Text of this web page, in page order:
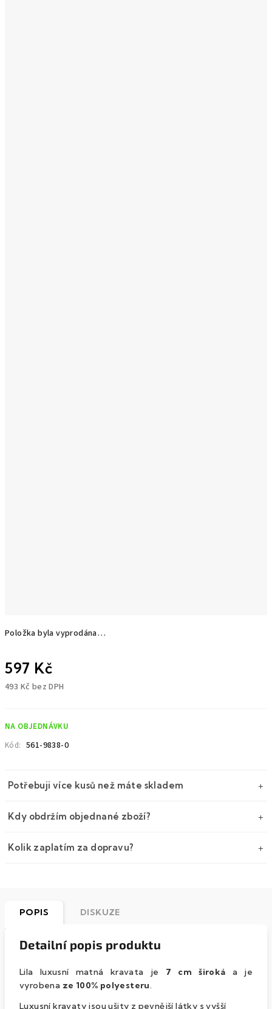
Položka byla vyprodána…
597 Kč
493 Kč bez DPH
NA OBJEDNÁVKU
Kód: 561-9838-0
Potřebuji více kusů než máte skladem
Kdy obdržím objednané zboží?
Kolik zaplatím za dopravu?
POPIS DISKUZE
Detailní popis produktu
Lila luxusní matná kravata je 7 cm široká
a je
vyrobena ze 100% polyesteru.
Luxusní kravaty jsou ušity z pevnější látky s vyšší